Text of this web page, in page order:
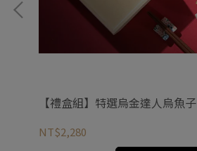
【禮盒組】特選烏金達人烏魚子
NT$2,280